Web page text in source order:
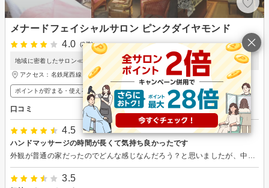
メナードフェイシャルサロン ピンクダイヤモンド
4.0
(2件)
地域に密着したサロン≪ピンクダイヤモンド≫
アクセス：名鉄尾西線 観音寺駅 徒歩5分
ポイントが貯まる・使える
口コミ
4.5
ハンドマッサージの時間が長くて気持ち良かったです
外観が普通の家だったのでどんな感じなんだろう？と思いましたが、中に入るとエステサロンに改装されていました。 しっかりと感染対策されていて安心感がありました。とても癒されるハンドマッサージで満足です。お肌のお悩みを解消したいので通う事にしました。
3.5